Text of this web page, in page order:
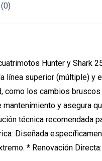
Hunter y Shark
superior (múltiple) y
los cambios bruscos
y asegura
técnica recomendada
Diseñada
* Renovación